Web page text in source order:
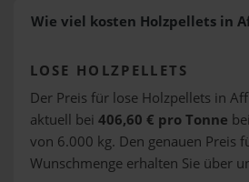
Wie viel kosten Holzpellets in
LOSE HOLZPELLETS
Der Preis für lose Holzpellets in
aktuell bei 406,60 € pro Tonne
von 6.000 kg. Den genauen Preis
Wunschmenge erhalten Sie über